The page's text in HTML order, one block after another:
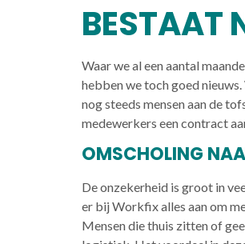
BESTAAT
Waar we al een aantal
hebben we toch goed
nog steeds mensen aan de
medewerkers een contract
OMSCHOLING
De onzekerheid is groot in
er bij Workfix alles aan om
Mensen die thuis zitten of